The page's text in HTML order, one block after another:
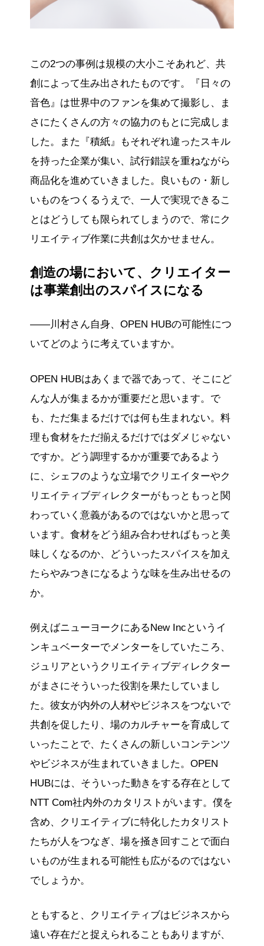
この2つの事例は規模の大小こそあれど、共
創によって生み出されたものです。『日々の
音色』は世界中のファンを集めて撮影し、ま
さにたくさんの方々の協力のもとに完成しま
した。また『積紙』もそれぞれ違ったスキル
を持った企業が集い、試行錯誤を重ねながら
商品化を進めていきました。良いもの・新し
いものをつくるうえで、一人で実現できるこ
とはどうしても限られてしまうので、常にク
リエイティブ作業に共創は欠かせません。
創造の場において、クリエイター
は事業創出のスパイスになる
——川村さん自身、OPEN HUBの可能性につ
いてどのように考えていますか。
OPEN HUBはあくまで器であって、そこにど
んな人が集まるかが重要だと思います。で
も、ただ集まるだけでは何も生まれない。料
理も食材をただ揃えるだけではダメじゃない
ですか。どう調理するかが重要であるよう
に、シェフのような立場でクリエイターやク
リエイティブディレクターがもっともっと関
わっていく意義があるのではないかと思って
います。食材をどう組み合わせればもっと美
味しくなるのか、どういったスパイスを加え
たらやみつきになるような味を生み出せるの
か。
例えばニューヨークにあるNew Incというイ
ンキュベーターでメンターをしていたころ、
ジュリアというクリエイティブディレクター
がまさにそういった役割を果たしていまし
た。彼女が内外の人材やビジネスをつないで
共創を促したり、場のカルチャーを育成して
いったことで、たくさんの新しいコンテンツ
やビジネスが生まれていきました。OPEN
HUBには、そういった動きをする存在として
NTT Com社内外のカタリストがいます。僕を
含め、クリエイティブに特化したカタリスト
たちが人をつなぎ、場を掻き回すことで面白
いものが生まれる可能性も広がるのではない
でしょうか。
ともすると、クリエイティブはビジネスから
遠い存在だと捉えられることもありますが、